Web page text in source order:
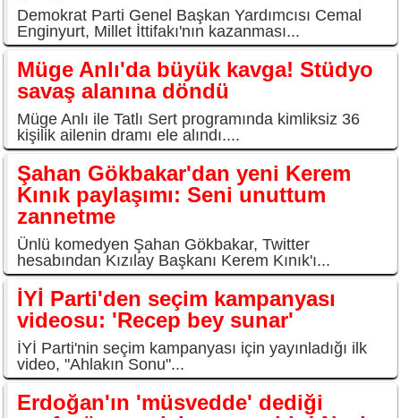
Demokrat Parti Genel Başkan Yardımcısı Cemal
Enginyurt, Millet İttifakı'nın kazanması...
Müge Anlı'da büyük kavga! Stüdyo
savaş alanına döndü
Müge Anlı ile Tatlı Sert programında kimliksiz 36
kişilik ailenin dramı ele alındı....
Şahan Gökbakar'dan yeni Kerem
Kınık paylaşımı: Seni unuttum
zannetme
Ünlü komedyen Şahan Gökbakar, Twitter
hesabından Kızılay Başkanı Kerem Kınık'ı...
İYİ Parti'den seçim kampanyası
videosu: 'Recep bey sunar'
İYİ Parti'nin seçim kampanyası için yayınladığı ilk
video, "Ahlakın Sonu"...
Erdoğan'ın 'müsvedde' dediği